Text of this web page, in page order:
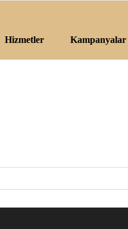
Hizmetler Kampanyalar